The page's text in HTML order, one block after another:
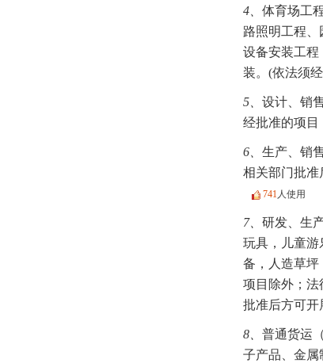
4、 体育场工
路照明工程
设备安装工程
装。(依法须
5、 设计、销
经批准的项目
6、 生产、销
相关部门批准
741 人使用
7、 研发、生
玩具，儿童游
备，人造草坪
项目除外；法
批准后方可开
8、 普通货运
子产品、金属